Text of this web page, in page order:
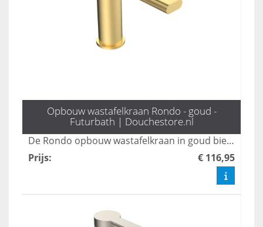
Opbouw wastafelkraan Rondo - goud -
Futurbath | Douchestore.nl
De Rondo opbouw wastafelkraan in goud biedt een stijlvol design dat elegantie toevoegt aan elke badkamer. Met een hoogte van 16 cm is deze kraan niet alleen praktisch, maar ook een statement piece dat moderne esthetiek combineert met functionaliteit. Transformeer uw wastafel met deze luxe toevoeging en geniet van een verfijnde uitstraling.
Prijs: € 116,95